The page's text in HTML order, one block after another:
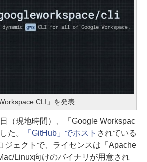
CLI」を発表
（現地時間）、「Google Workspac
た。
「GitHub」でホスト されている
ジェクトで、ライセンスは「Apache
Linux向けのバイナリが用意され